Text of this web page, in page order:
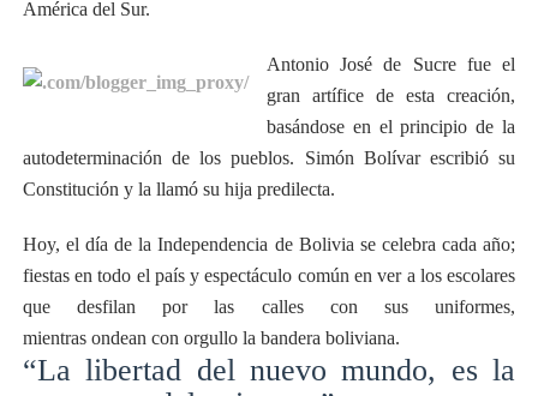
América del Sur.
Antonio José de Sucre fue el
gran artífice de esta creación,
basándose en el principio de la
autodeterminación de los pueblos. Simón Bolívar escribió su
Constitución y la llamó su hija predilecta.
Hoy, el día de la Independencia de Bolivia se celebra cada año;
fiestas en todo el país y espectáculo común en ver a los escolares
que desfilan por las calles con sus uniformes,
mientras ondean con orgullo la bandera boliviana.
“La libertad del nuevo mundo, es la